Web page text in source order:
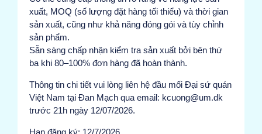
xuất, MOQ (số lượng đặt hàng tối thiểu) và thời gian
sản xuất, cũng như khả năng đóng gói và tùy chỉnh
sản phẩm.
Sẵn sàng chấp nhận kiểm tra sản xuất bởi bên thứ
ba khi 80–100% đơn hàng đã hoàn thành.
Thông tin chi tiết vui lòng liên hệ đầu mối Đại sứ quán
Việt Nam tại Đan Mạch qua email: kcuong@um.dk
trước 21h ngày 12/07/2026.
Hạn đăng ký: 12/7/2026.